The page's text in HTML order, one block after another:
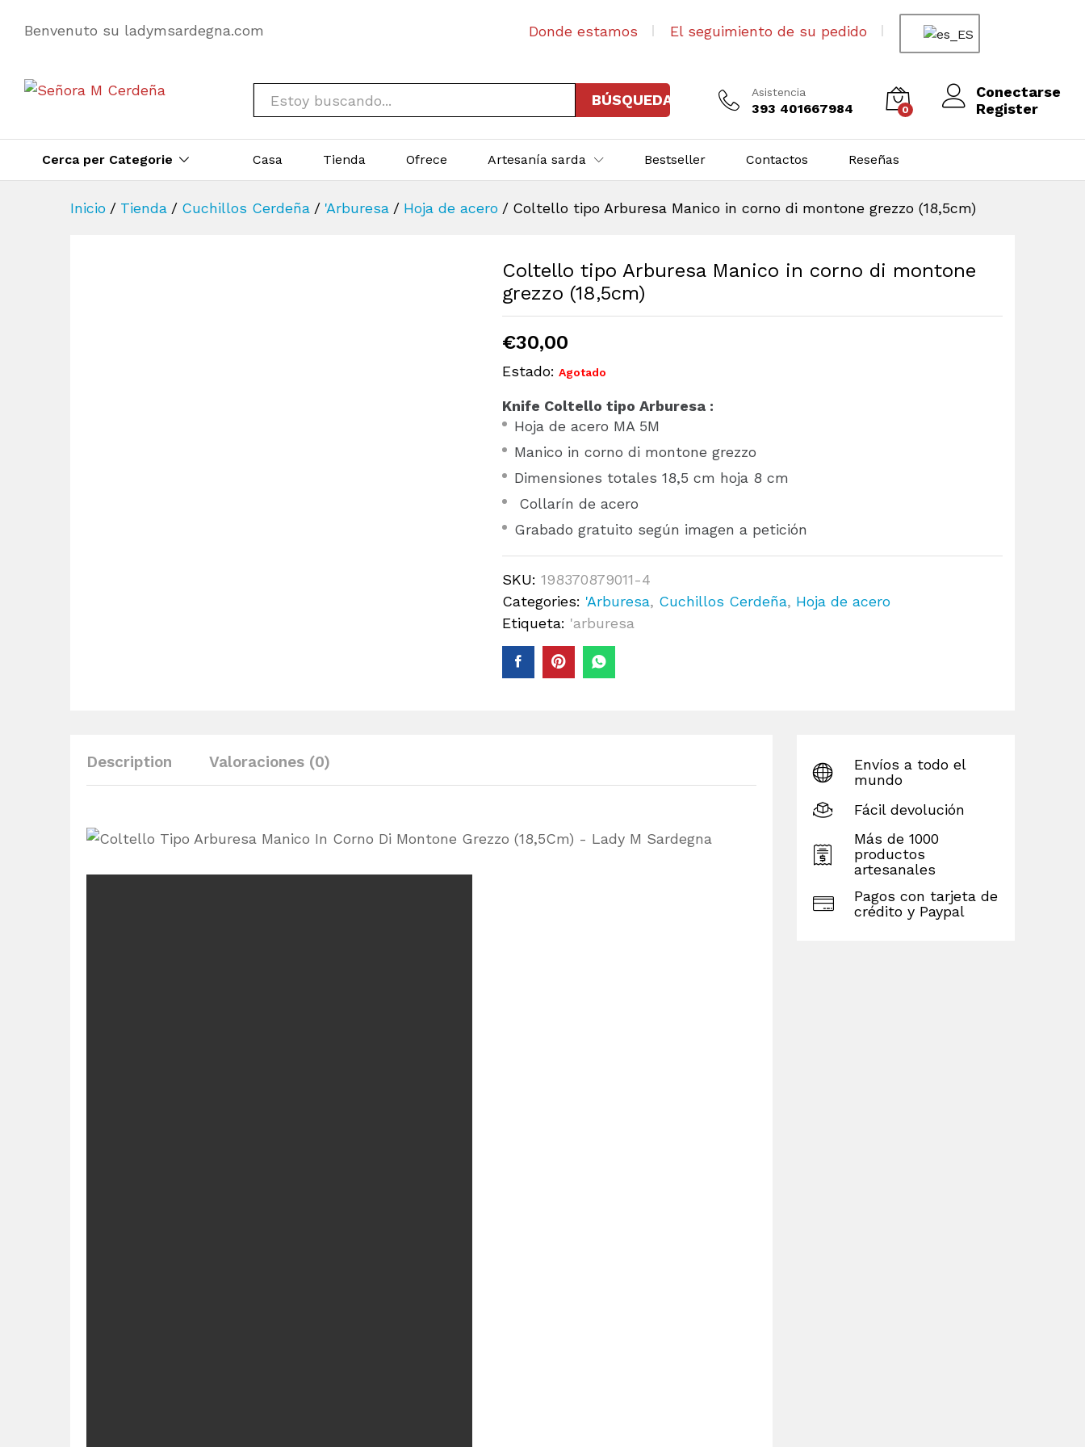
Benvenuto su ladymsardegna.com Donde estamos El seguimiento de su pedido
All BÚSQUEDA Asistencia
393 401667984 0
Conectarse
Register
Cerca per Categorie Casa Tienda Ofrece Artesanía sarda Bestseller Contactos Reseñas
Inicio / Tienda / Cuchillos Cerdeña / 'Arburesa / Hoja de acero / Coltello tipo Arburesa Manico in corno di montone grezzo (18,5cm)
Coltello tipo Arburesa Manico in corno di montone
grezzo (18,5cm)
€30,00
Estado: Agotado
Knife Coltello tipo Arburesa :
Hoja de acero MA 5M
Manico in corno di montone grezzo
Dimensiones totales 18,5 cm hoja 8 cm
Collarín de acero
Grabado gratuito según imagen a petición
SKU:198370879011-4
Categories: 'Arburesa, Cuchillos Cerdeña, Hoja de acero
Etiqueta: 'arburesa
Description Valoraciones (0)
Envíos a todo el
mundo
Fácil devolución
Más de 1000
productos
artesanales
Pagos con tarjeta de
crédito y Paypal